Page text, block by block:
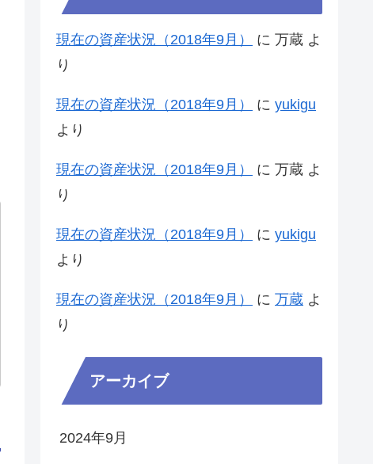
現在の資産状況（2018年9月） に 万蔵 よ
り
現在の資産状況（2018年9月） に yukigu
より
現在の資産状況（2018年9月） に 万蔵 よ
り
現在の資産状況（2018年9月） に yukigu
より
現在の資産状況（2018年9月） に 万蔵 よ
り
アーカイブ
2024年9月